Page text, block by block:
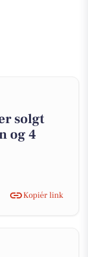
solgt
og 4
Kopiér link